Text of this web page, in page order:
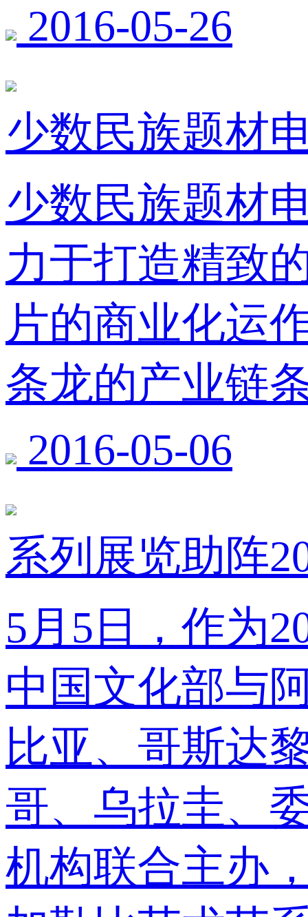
2016-05-26
少数民族题材
少数民族题材
力于打造精致
片的商业化运
条龙的产业链
2016-05-06
系列展览助阵
5月5日，作为
中国文化部与
比亚、哥斯达
哥、乌拉圭、
机构联合主办